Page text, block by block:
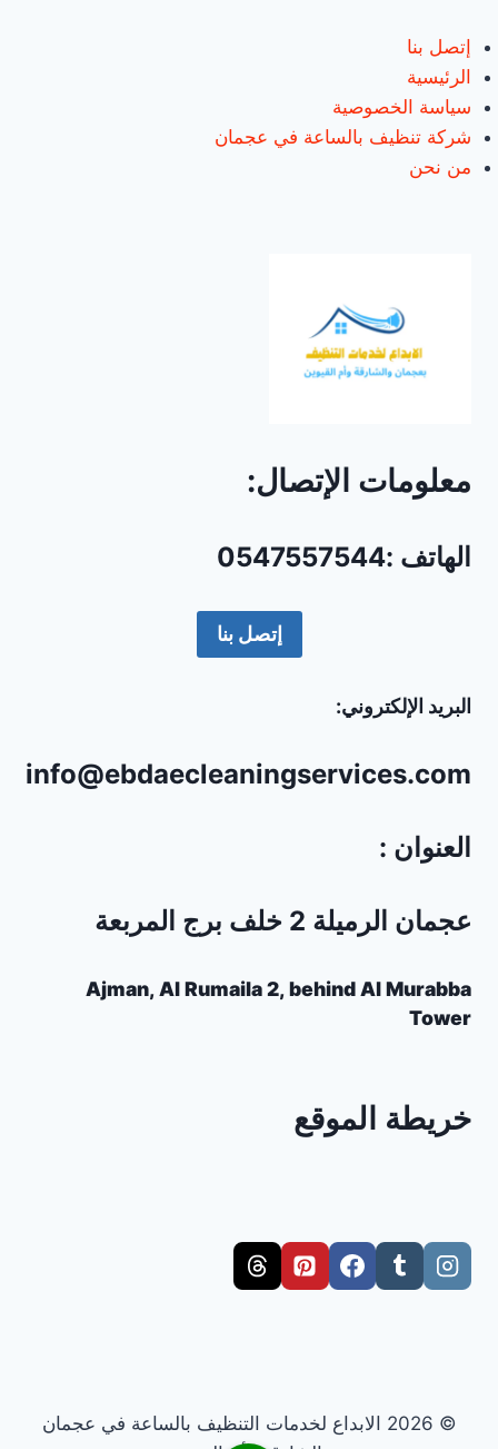
إتصل بنا
الرئيسية
سياسة الخصوصية
شركة تنظيف بالساعة في عجمان
من نحن
معلومات الإتصال:
الهاتف :0547557544
إتصل بنا
البريد الإلكتروني:
info@ebdaecleaningservices.com
العنوان :
عجمان الرميلة 2 خلف برج المربعة
Ajman, Al Rumaila 2, behind Al Murabba
Tower
خريطة الموقع
© 2026 الابداع لخدمات التنظيف بالساعة في عجمان